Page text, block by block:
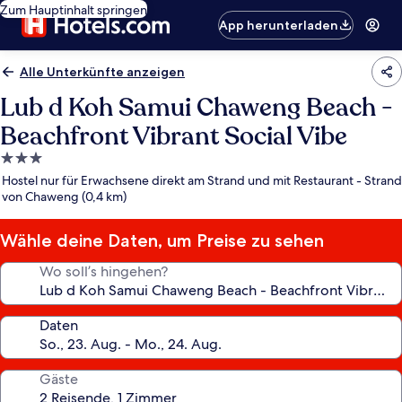
Zum Hauptinhalt springen
App herunterladen
Alle Unterkünfte anzeigen
Lub d Koh Samui Chaweng Beach -
Beachfront Vibrant Social Vibe
3.0-
Sterne-
Unterkunft
Hostel nur für Erwachsene direkt am Strand und mit Restaurant - Strand
von Chaweng (0,4 km)
Wähle deine Daten, um Preise zu sehen
Wo soll’s hingehen?
Daten
Gäste